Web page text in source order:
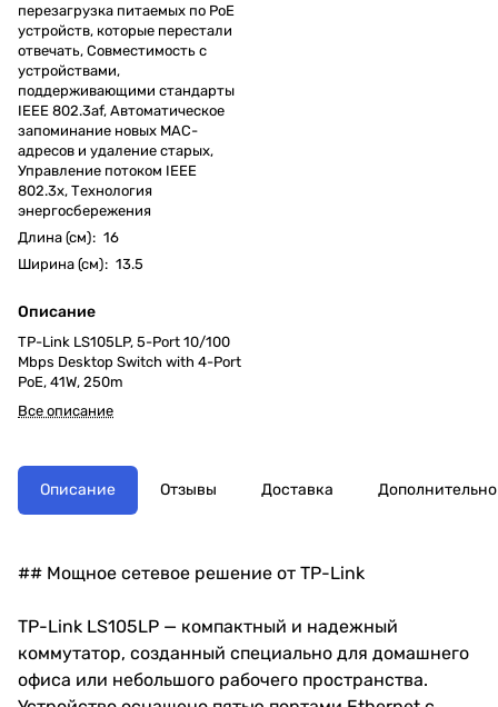
перезагрузка питаемых по PoE
устройств, которые перестали
отвечать, Совместимость с
устройствами,
поддерживающими стандарты
IEEE 802.3af, Автоматическое
запоминание новых MAC-
адресов и удаление старых,
Управление потоком IEEE
802.3x, Технология
энергосбережения
Длина (см): 16
Ширина (см): 13.5
Описание
TP-Link LS105LP, 5-Port 10/100
Mbps Desktop Switch with 4-Port
PoE, 41W, 250m
Все описание
Описание Отзывы Доставка Дополнительно
## Мощное сетевое решение от TP-Link
TP-Link LS105LP — компактный и надежный
коммутатор, созданный специально для домашнего
офиса или небольшого рабочего пространства.